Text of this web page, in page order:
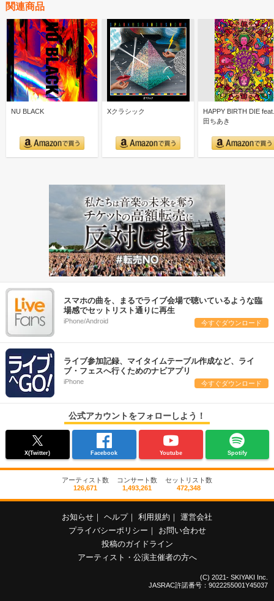
関連商品
NU BLACK Xクラシック
HAPPY BIRTH DIE
田ちあき
スマホの曲を、まるでライブ会場で聴いているような臨
場感でセットリスト通りに再生
iPhone/Android 今すぐダウンロード
ライブ参加記録、マイタイムテーブル作成など、ライ
ブ・フェスへ行くためのナビアプリ
iPhone 今すぐダウンロード
公式アカウントをフォローしよう！
X(Twitter) Facebook Youtube Spotify
アーティスト数
126,671
コンサート数
1,493,261
セットリスト数
472,348
お知らせ ｜ ヘルプ｜ 利用規約 ｜ 運営会社
プライバシーポリシー ｜
お問い合わせ
投稿のガイドライン
アーティスト・公演主催者の方へ
(C) 2021- SKIYAKI Inc.
JASRAC許諾番号：9022255001Y45037